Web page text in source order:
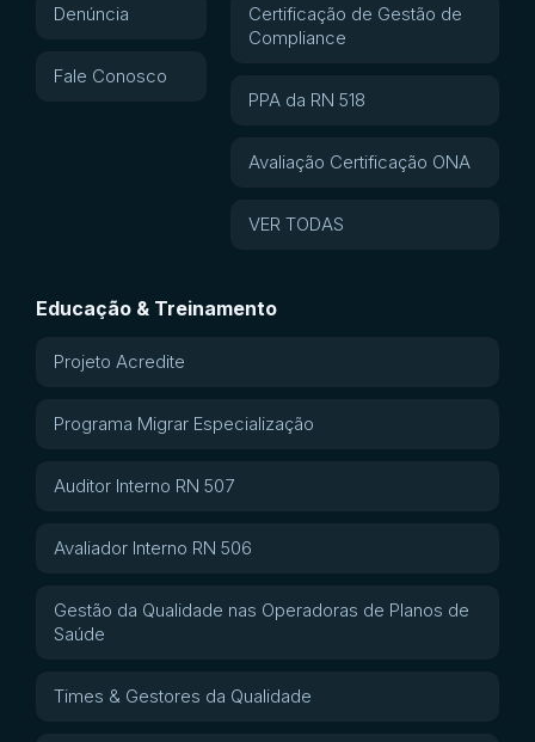
Denúncia
Fale Conosco
Certificação de Gestão de
Compliance
PPA da RN 518
Avaliação Certificação ONA
VER TODAS
Educação & Treinamento
Projeto Acredite
Programa Migrar Especialização
Auditor Interno RN 507
Avaliador Interno RN 506
Gestão da Qualidade nas Operadoras de Planos de
Saúde
Times & Gestores da Qualidade